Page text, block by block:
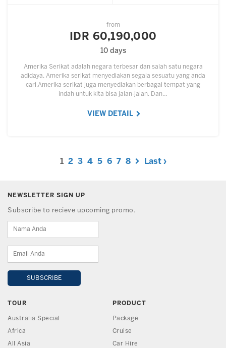
from
IDR 60,190,000
10 days
Amerika Serikat adalah negara terbesar dan salah satu negara
adidaya. Amerika serikat menyediakan segala sesuatu yang anda
cari.Amerika serikat juga menyediakan berbagai tempat yang
indah untuk kita bisa jalan-jalan. Dan…
VIEW DETAIL
1 2 3 4 5 6 7 8 Last ›
NEWSLETTER SIGN UP
Subscribe to recieve upcoming promo.
TOUR
Australia Special
Africa
All Asia
PRODUCT
Package
Cruise
Car Hire